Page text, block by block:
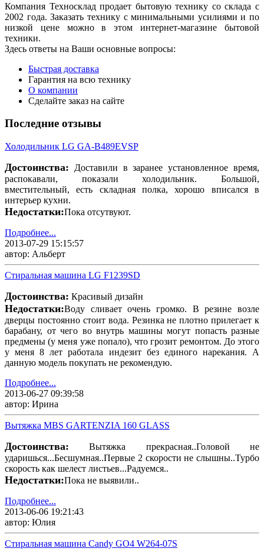
Компания Техносклад продает бытовую технику со склада с
2002 года. Заказать технику с минимальными усилиями и по
низкой цене можно в этом интернет-магазине бытовой
техники.
Здесь ответы на Ваши основные вопросы:
Быстрая доставка
Гарантия на всю технику
О компании
Сделайте заказ на сайте
Последние отзывы
Холодильник LG GA-B489EVSP
Достоинства: Доставили в заранее установленное время,
распокавали, показали холодильник. Большой,
вместительный, есть складная полка, хорошо вписался в
интерьер кухни.
Недостатки:Пока отсутвуют.
Подробнее...
2013-07-29 15:15:57
автор: Альберт
Стиральная машина LG F1239SD
Достоинства: Красивый дизайн
Недостатки:Воду сливает очень громко. В резине возле
дверцы постоянно стоит вода. Резинка не плотно прилегает к
барабану, от чего во внутрь машины могут попасть разные
предмены (у меня уже попало), что грозит ремонтом. До этого
у меня 8 лет работала индезит без единого нарекания. А
данную модель покупать не рекомендую.
Подробнее...
2013-06-27 09:39:58
автор: Ирина
Вытяжка MBS GARTENZIA 160 GLASS
Достоинства: Вытяжка прекрасная..Головой не
ударишься...Бесшумная..Первые 2 скорости не слышны..Турбо
скорость как шелест листьев...Радуемся..
Недостатки:Пока не выявили..
Подробнее...
2013-06-06 19:21:43
автор: Юлия
Стиральная машина Candy GO4 W264-07S